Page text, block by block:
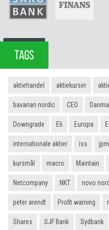
TAGS
aktiehandel aktiekurser
bavarian nordic CEO
Downgrade Eli Europa
internationale aktier iss
kursmål macro Maintain
Netcompany NKT novo
peter arendt Profit warning
Shares SJF Bank Sydbank